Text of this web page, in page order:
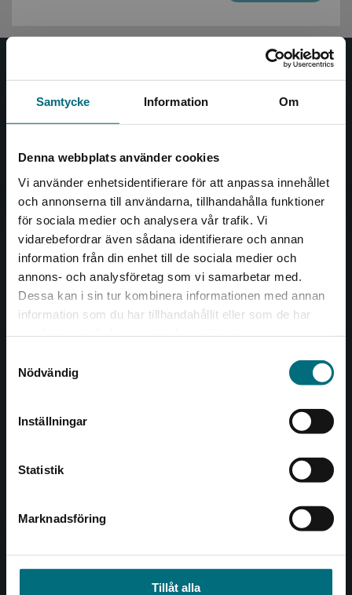
Samtycke Information Om
Denna webbplats använder cookies
Vi använder enhetsidentifierare för att anpassa innehållet
och annonserna till användarna, tillhandahålla funktioner
för sociala medier och analysera vår trafik. Vi
vidarebefordrar även sådana identifierare och annan
information från din enhet till de sociala medier och
annons- och analysföretag som vi samarbetar med.
Dessa kan i sin tur kombinera informationen med annan
information som du har tillhandahållit eller som de har
Nödvändig
Inställningar
Statistik
Marknadsföring
Tillåt alla
Begränsad fraktregion
Det verkar som att du besöker
Sverige. För att kunna slutföra ett köp måste
Nypon och Vilja
Nypon och Vilja förlag ger ut böcker som väcker läslust
såväl barn som vuxna.
Nypon och Vilja förlag är en del av Studentlitteratur.
Kontakta oss
Kontakta oss
046-31 20 00
Box 141
Besöksadress:
Åkergränden 1
Kontakta kundservice
Köpvillkor